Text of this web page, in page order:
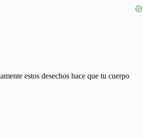
estos desechos hace que tu cuerpo